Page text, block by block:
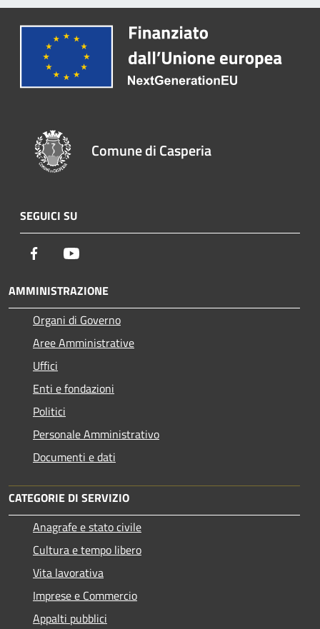
Comune di Casperia
SEGUICI SU
Facebook
AMMINISTRAZIONE
Organi di Governo
Aree Amministrative
Uffici
Enti e fondazioni
Politici
Personale Amministrativo
Documenti e dati
CATEGORIE DI SERVIZIO
Anagrafe e stato civile
Cultura e tempo libero
Vita lavorativa
Imprese e Commercio
Appalti pubblici